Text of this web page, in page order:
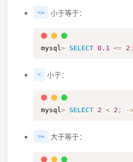
<= 小于等于：
mysql> SELECT 0.1 <= 2 ;
< 小于：
mysql> SELECT 2 < 2 ; -
>= 大于等于：